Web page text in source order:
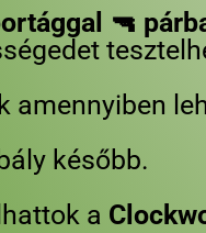
🔫
amennyiben
később.
a